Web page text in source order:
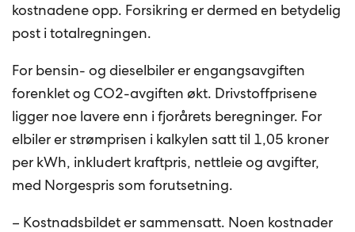
kostnadene opp. Forsikring er dermed en betydelig
post i totalregningen.
For bensin- og dieselbiler er engangsavgiften
forenklet og CO2-avgiften økt. Drivstoffprisene
ligger noe lavere enn i fjorårets beregninger. For
elbiler er strømprisen i kalkylen satt til 1,05 kroner
per kWh, inkludert kraftpris, nettleie og avgifter,
med Norgespris som forutsetning.
– Kostnadsbildet er sammensatt. Noen kostnader